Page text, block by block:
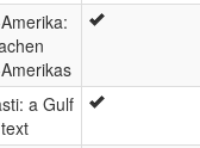
a Gulf